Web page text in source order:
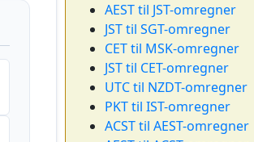
AEST til JST-omregner
JST til SGT-omregner
CET til MSK-omregner
JST til CET-omregner
UTC til NZDT-omregner
PKT til IST-omregner
ACST til AEST-omregner